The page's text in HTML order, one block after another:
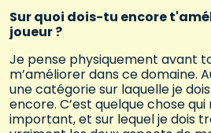
Sur quoi dois-tu encore
joueur ?
Je pense physiquement avant
m’améliorer dans ce domaine.
une catégorie sur laquelle je
encore. C’est quelque chose
important, et sur lequel je dois